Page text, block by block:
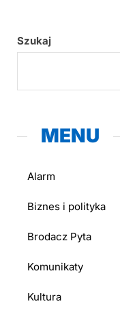
Szukaj
MENU
Alarm
Biznes i polityka
Brodacz Pyta
Komunikaty
Kultura